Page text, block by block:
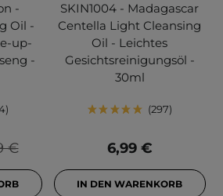
-
Oil -
up-
-
€
SKIN1004 - Madagascar
Centella Light Cleansing
Oil - Leichtes
Gesichtsreinigungsöl -
30ml
297
6,99 €
IN DEN WARENKORB